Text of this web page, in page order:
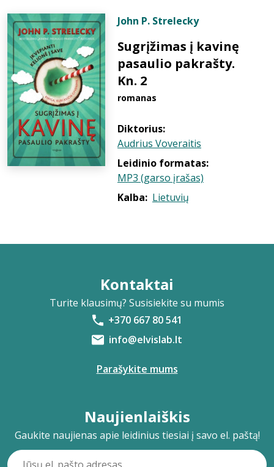
John P. Strelecky
Sugrįžimas į kavinę
pasaulio pakrašty.
Kn. 2
romanas
Diktorius:
Audrius Voveraitis
Leidinio formatas:
MP3 (garso įrašas)
Kalba: Lietuvių
Kontaktai
Turite klausimų? Susisiekite su mumis
+370 667 80 541
info@elvislab.lt
Parašykite mums
Naujienlaiškis
Gaukite naujienas apie leidinius tiesiai į savo el. paštą!